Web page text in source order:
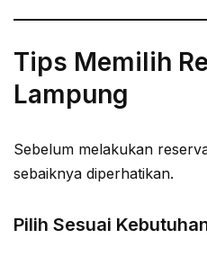
Tips Memilih
Lampung
Sebelum melakukan
sebaiknya diperhatikan.
Pilih Sesuai